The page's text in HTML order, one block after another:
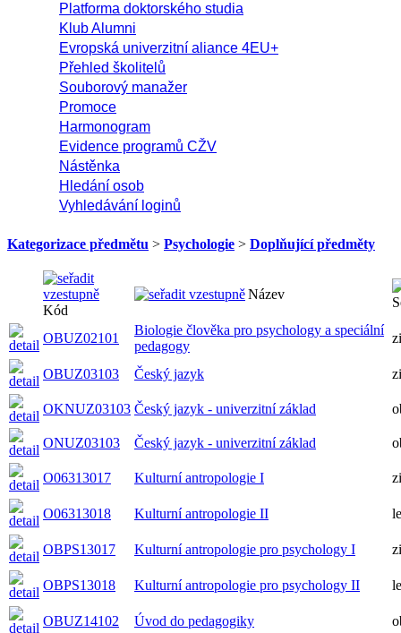
Platforma doktorského studia
Klub Alumni
Evropská univerzitní aliance 4EU+
Přehled školitelů
Souborový manažer
Promoce
Harmonogram
Evidence programů CŽV
Nástěnka
Hledání osob
Vyhledávání loginů
Kategorizace předmětu > Psychologie > Doplňující předměty
Kód
Název
OBUZ02101
Biologie člověka pro psychology a speciální
pedagogy
OBUZ03103 Český jazyk
OKNUZ03103 Český jazyk - univerzitní základ
ONUZ03103 Český jazyk - univerzitní základ
O06313017 Kulturní antropologie I
O06313018 Kulturní antropologie II
OBPS13017 Kulturní antropologie pro psychology I
OBPS13018 Kulturní antropologie pro psychology II
OBUZ14102 Úvod do pedagogiky